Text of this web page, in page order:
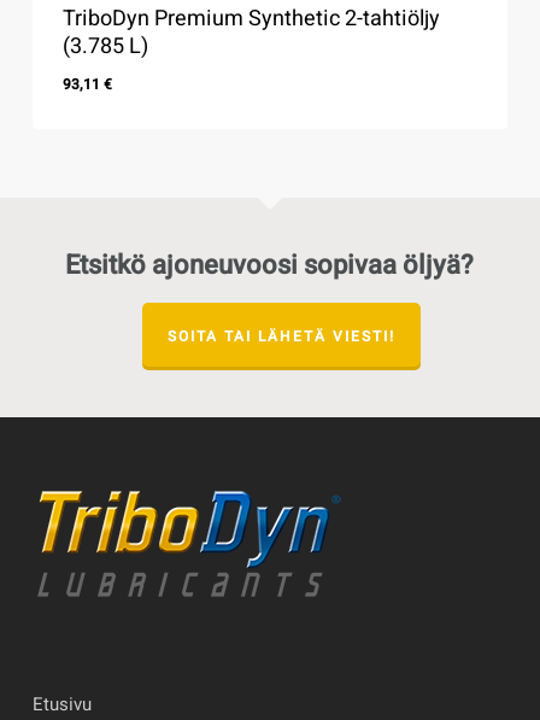
TriboDyn Premium Synthetic 2-tahtiöljy
(3.785 L)
93,11 €
Etsitkö ajoneuvoosi sopivaa öljyä?
SOITA TAI LÄHETÄ VIESTI!
Etusivu